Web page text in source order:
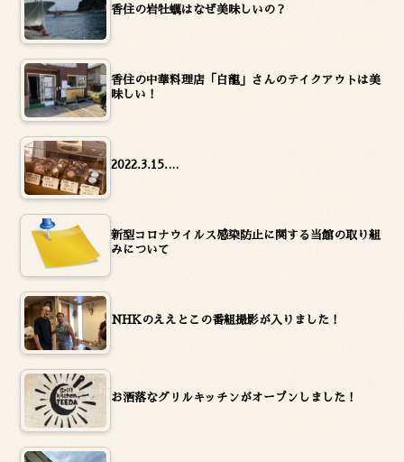
香住の岩牡蠣はなぜ美味しいの？
香住の中華料理店「白龍」さんのテイクアウトは美
味しい！
2022.3.15.…
新型コロナウイルス感染防止に関する当館の取り組
みについて
NHKのええとこの番組撮影が入りました！
お洒落なグリルキッチンがオープンしました！